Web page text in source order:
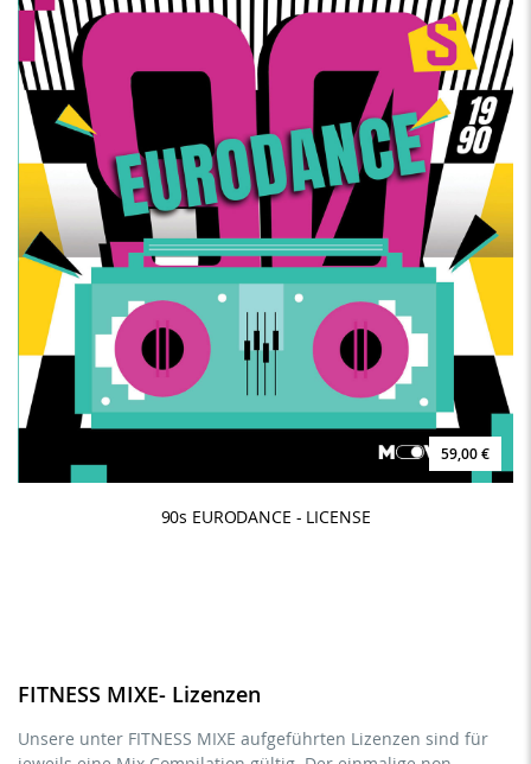
59,00 €
90s EURODANCE - LICENSE
FITNESS MIXE- Lizenzen
Unsere unter FITNESS MIXE aufgeführten Lizenzen sind für